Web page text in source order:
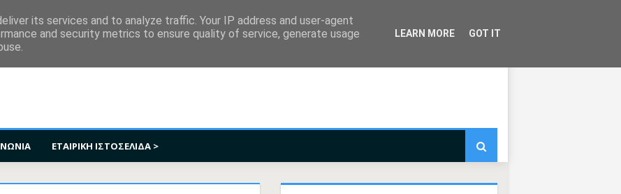
ΕΤΑΙΡΙΚΗ ΙΣΤΟΣΕΛΙΔΑ >
its services and to analyze traffic. Your IP address and user-agent
and security metrics to ensure quality of service, generate usage
LEARN MORE GOT IT